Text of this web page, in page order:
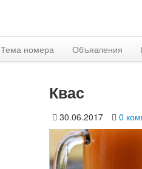
Тема номера Объявления
Квас
30.06.2017 0